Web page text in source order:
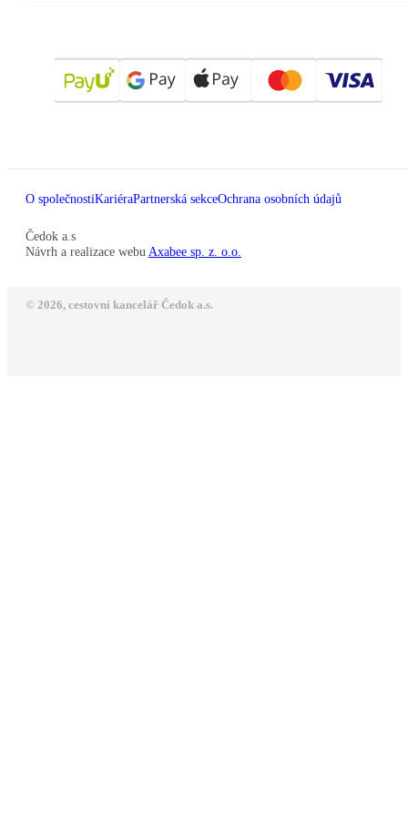
O společnostiKariéraPartnerská sekceOchrana osobních údajů
Čedok a.s
Návrh a realizace webu Axabee sp. z. o.o.
© 2026, cestovní kancelář Čedok a.s.